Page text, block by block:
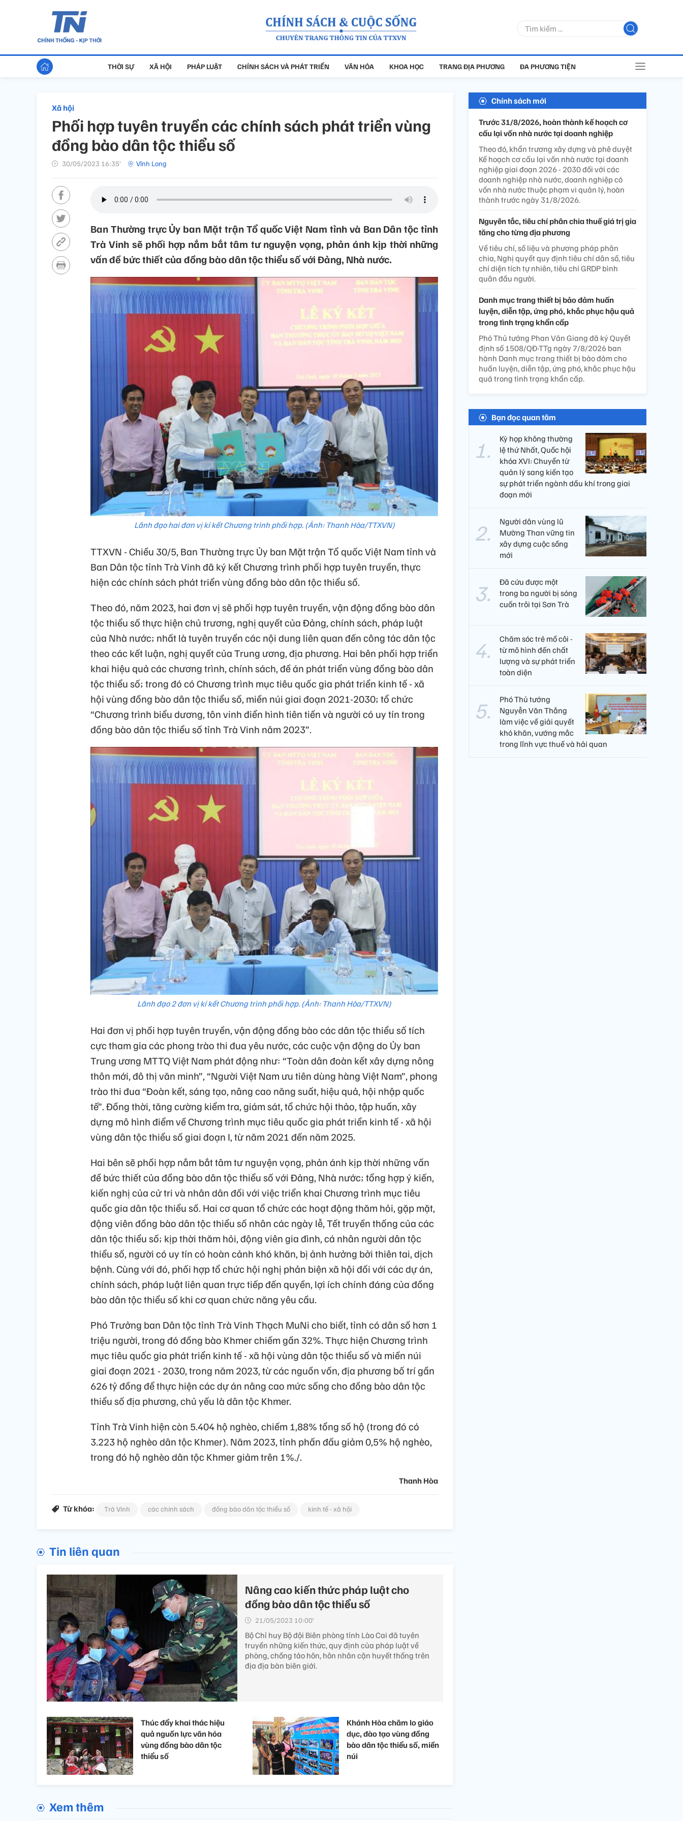
THỜI SỰ XÃ HỘI PHÁP LUẬT CHÍNH SÁCH VÀ PHÁT TRIỂN VĂN HÓA KHOA HỌC TRANG ĐỊA PHƯƠNG ĐA PHƯƠNG TIỆN
Xã hội
Phối hợp tuyên truyền các chính sách phát triển vùng
đồng bào dân tộc thiểu số
30/05/2023 16:35’ Vĩnh Long
Ban Thường trực Ủy ban Mặt trận Tổ quốc Việt Nam tỉnh và Ban Dân tộc tỉnh
Trà Vinh sẽ phối hợp nắm bắt tâm tư nguyện vọng, phản ánh kịp thời những
vấn đề bức thiết của đồng bào dân tộc thiểu số với Đảng, Nhà nước.
Lãnh đạo hai đơn vị kí kết Chương trình phối hợp. (Ảnh: Thanh Hòa/TTXVN)
TTXVN - Chiều 30/5, Ban Thường trực Ủy ban Mặt trận Tổ quốc Việt Nam tỉnh và
Ban Dân tộc tỉnh Trà Vinh đã ký kết Chương trình phối hợp tuyên truyền, thực
hiện các chính sách phát triển vùng đồng bào dân tộc thiểu số.
Theo đó, năm 2023, hai đơn vị sẽ phối hợp tuyên truyền, vận động đồng bào dân
tộc thiểu số thực hiện chủ trương, nghị quyết của Đảng, chính sách, pháp luật
của Nhà nước; nhất là tuyên truyền các nội dung liên quan đến công tác dân tộc
theo các kết luận, nghị quyết của Trung ương, địa phương. Hai bên phối hợp triển
khai hiệu quả các chương trình, chính sách, đề án phát triển vùng đồng bào dân
tộc thiểu số; trong đó có Chương trình mục tiêu quốc gia phát triển kinh tế - xã
hội vùng đồng bào dân tộc thiểu số, miền núi giai đoạn 2021-2030; tổ chức
“Chương trình biểu dương, tôn vinh điển hình tiên tiến và người có uy tín trong
đồng bào dân tộc thiểu số tỉnh Trà Vinh năm 2023”.
Lãnh đạo 2 đơn vị kí kết Chương trình phối hợp. (Ảnh: Thanh Hòa/TTXVN)
Hai đơn vị phối hợp tuyên truyền, vận động đồng bào các dân tộc thiểu số tích
cực tham gia các phong trào thi đua yêu nước, các cuộc vận động do Ủy ban
Trung ương MTTQ Việt Nam phát động như: “Toàn dân đoàn kết xây dựng nông
thôn mới, đô thị văn minh”, “Người Việt Nam ưu tiên dùng hàng Việt Nam”, phong
trào thi đua “Đoàn kết, sáng tạo, nâng cao năng suất, hiệu quả, hội nhập quốc
tế”. Đồng thời, tăng cường kiểm tra, giám sát, tổ chức hội thảo, tập huấn, xây
dựng mô hình điểm về Chương trình mục tiêu quốc gia phát triển kinh tế - xã hội
vùng dân tộc thiểu số giai đoạn I, từ năm 2021 đến năm 2025.
Hai bên sẽ phối hợp nắm bắt tâm tư nguyện vọng, phản ánh kịp thời những vấn
đề bức thiết của đồng bào dân tộc thiểu số với Đảng, Nhà nước; tổng hợp ý kiến,
kiến nghị của cử tri và nhân dân đối với việc triển khai Chương trình mục tiêu
quốc gia dân tộc thiểu số. Hai cơ quan tổ chức các hoạt động thăm hỏi, gặp mặt,
động viên đồng bào dân tộc thiểu số nhân các ngày lễ, Tết truyền thống của các
dân tộc thiểu số; kịp thời thăm hỏi, động viên gia đình, cá nhân người dân tộc
thiểu số, người có uy tín có hoàn cảnh khó khăn, bị ảnh hưởng bởi thiên tai, dịch
bệnh. Cùng với đó, phối hợp tổ chức hội nghị phản biện xã hội đối với các dự án,
chính sách, pháp luật liên quan trực tiếp đến quyền, lợi ích chính đáng của đồng
bào dân tộc thiểu số khi cơ quan chức năng yêu cầu.
Phó Trưởng ban Dân tộc tỉnh Trà Vinh Thạch MuNi cho biết, tỉnh có dân số hơn 1
triệu người, trong đó đồng bào Khmer chiếm gần 32%. Thực hiện Chương trình
mục tiêu quốc gia phát triển kinh tế - xã hội vùng dân tộc thiểu số và miền núi
giai đoạn 2021 - 2030, trong năm 2023, từ các nguồn vốn, địa phương bố trí gần
626 tỷ đồng để thực hiện các dự án nâng cao mức sống cho đồng bào dân tộc
thiểu số địa phương, chủ yếu là dân tộc Khmer.
Tỉnh Trà Vinh hiện còn 5.404 hộ nghèo, chiếm 1,88% tổng số hộ (trong đó có
3.223 hộ nghèo dân tộc Khmer). Năm 2023, tỉnh phấn đấu giảm 0,5% hộ nghèo,
trong đó hộ nghèo dân tộc Khmer giảm trên 1%./.
Thanh Hòa
Từ khóa: Trà Vinh các chính sách đồng bào dân tộc thiểu số kinh tế - xã hội
Tin liên quan
Nâng cao kiến thức pháp luật cho
đồng bào dân tộc thiểu số
21/05/2023 10:00’
Bộ Chỉ huy Bộ đội Biên phòng tỉnh Lào Cai đã tuyên
truyền những kiến thức, quy định của pháp luật về
phòng, chống tảo hôn, hôn nhân cận huyết thống trên
địa địa bàn biên giới.
Thúc đẩy khai thác hiệu
quả nguồn lực văn hóa
vùng đồng bào dân tộc
thiểu số
Khánh Hòa chăm lo giáo
dục, đào tạo vùng đồng
bào dân tộc thiểu số, miền
núi
Xem thêm
Chính sách mới
Trước 31/8/2026, hoàn thành kế hoạch cơ
cấu lại vốn nhà nước tại doanh nghiệp
Theo đó, khẩn trương xây dựng và phê duyệt
Kế hoạch cơ cấu lại vốn nhà nước tại doanh
nghiệp giai đoạn 2026 - 2030 đối với các
doanh nghiệp nhà nước, doanh nghiệp có
vốn nhà nước thuộc phạm vi quản lý, hoàn
thành trước ngày 31/8/2026.
Nguyên tắc, tiêu chí phân chia thuế giá trị gia
tăng cho từng địa phương
Về tiêu chí, số liệu và phương pháp phân
chia, Nghị quyết quy định tiêu chí dân số, tiêu
chí diện tích tự nhiên, tiêu chí GRDP bình
quân đầu người.
Danh mục trang thiết bị bảo đảm huấn
luyện, diễn tập, ứng phó, khắc phục hậu quả
trong tình trạng khẩn cấp
Phó Thủ tướng Phan Văn Giang đã ký Quyết
định số 1508/QĐ-TTg ngày 7/8/2026 ban
hành Danh mục trang thiết bị bảo đảm cho
huấn luyện, diễn tập, ứng phó, khắc phục hậu
quả trong tình trạng khẩn cấp.
Bạn đọc quan tâm
Kỳ họp không thường
lệ thứ Nhất, Quốc hội
khóa XVI: Chuyển từ
quản lý sang kiến tạo
sự phát triển ngành dầu khí trong giai
đoạn mới
Người dân vùng lũ
Mường Than vững tin
xây dựng cuộc sống
mới
Đã cứu được một
trong ba người bị sóng
cuốn trôi tại Sơn Trà
Chăm sóc trẻ mồ côi -
từ mô hình đến chất
lượng và sự phát triển
toàn diện
Phó Thủ tướng
Nguyễn Văn Thắng
làm việc về giải quyết
khó khăn, vướng mắc
trong lĩnh vực thuế và hải quan